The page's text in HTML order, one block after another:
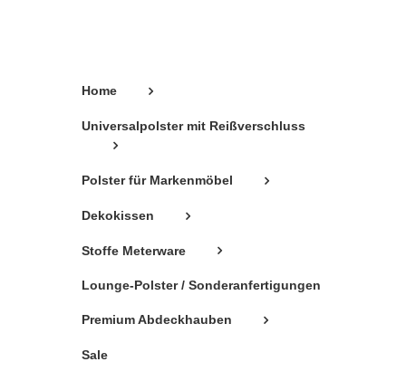
werdenHome
Universalpolster mit Reißverschluss
Polster für Markenmöbel
Dekokissen
Stoffe Meterware
Lounge-Polster / Sonderanfertigungen
Premium Abdeckhauben
Sale